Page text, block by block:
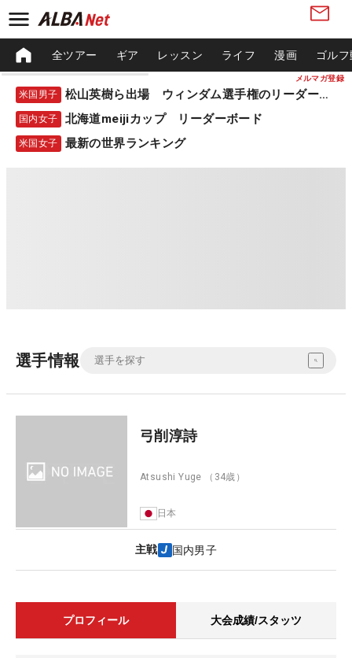
メルマガ登録
全ツアー ギア レッスン ライフ 漫画 ゴル
米国男子 松山英樹ら出場 ウィンダム選手権のリーダーボード
国内女子 北海道meijiカップ リーダーボード
米国女子 最新の世界ランキング
選手情報
弓削淳詩
Atsushi Yuge （34歳）
日本
主戦 国内男子
プロフィール 大会成績/スタッツ